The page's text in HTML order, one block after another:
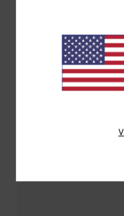
100% dos
Conforto
5.0
Tamanho